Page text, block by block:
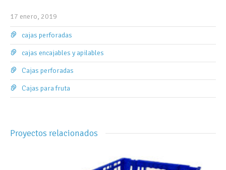
17 enero, 2019
cajas perforadas
cajas encajables y apilables
Cajas perforadas
Cajas para fruta
Proyectos relacionados